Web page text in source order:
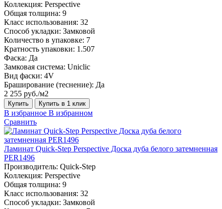
Коллекция: Perspective
Общая толщина: 9
Класс использования: 32
Способ укладки: Замковой
Количество в упаковке: 7
Кратность упаковки: 1.507
Фаска: Да
Замковая система: Uniclic
Вид фаски: 4V
Браширование (теснение): Да
2 255 руб./м2
Купить Купить в 1 клик
В избранное В избранном
Сравнить
Ламинат Quick-Step Perspective Доска дуба белого затемненная
PER1496
Производитель: Quick-Step
Коллекция: Perspective
Общая толщина: 9
Класс использования: 32
Способ укладки: Замковой